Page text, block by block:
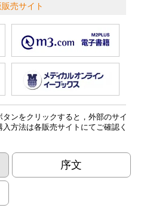
売サイト
タンをクリックすると，外部のサイ
方法は各販売サイトにてご確認く
序文